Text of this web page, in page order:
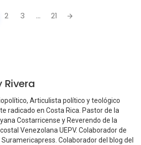
2 3 ... 21
Rivera
Articulista político y teológico
radicado en Costa Rica. Pastor de la
Costarricense y Reverendo de la
Venezolana UEPV. Colaborador de
Colaborador del blog del